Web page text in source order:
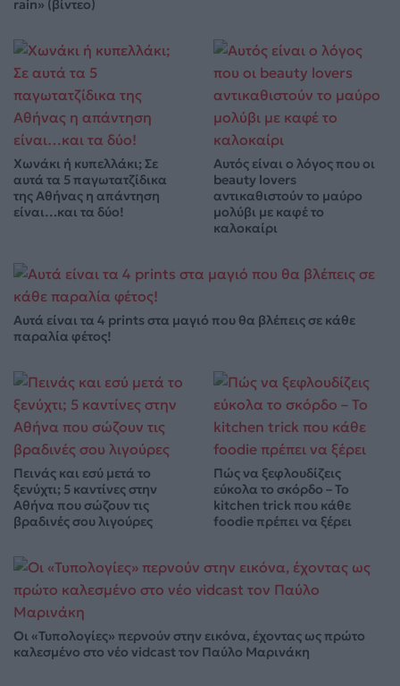
rain» (βίντεο)
Χωνάκι ή κυπελλάκι; Σε
αυτά τα 5 παγωτατζίδικα
της Αθήνας η απάντηση
είναι…και τα δύο!
Αυτός είναι ο λόγος που οι
beauty lovers
αντικαθιστούν το μαύρο
μολύβι με καφέ το
καλοκαίρι
Αυτά είναι τα 4 prints στα μαγιό που θα βλέπεις σε κάθε
παραλία φέτος!
Πεινάς και εσύ μετά το
ξενύχτι; 5 καντίνες στην
Αθήνα που σώζουν τις
βραδινές σου λιγούρες
Πώς να ξεφλουδίζεις
εύκολα το σκόρδο – Το
kitchen trick που κάθε
foodie πρέπει να ξέρει
Οι «Τυπολογίες» περνούν στην εικόνα, έχοντας ως πρώτο
καλεσμένο στο νέο vidcast τον Παύλο Μαρινάκη